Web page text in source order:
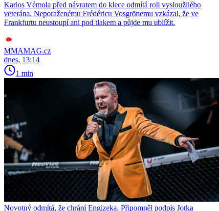
Karlos Vémola před návratem do klece odmítá roli vysloužilého
veterána. Neporaženému Frédéricu Vosgrönemu vzkázal, že ve
Frankfurtu neustoupí ani pod tlakem a půjde mu ublížit.
MMAMAG.cz
dnes, 13:14
1 min
Novotný odmítá, že chrání Engizeka. Připomněl podpis Jotka